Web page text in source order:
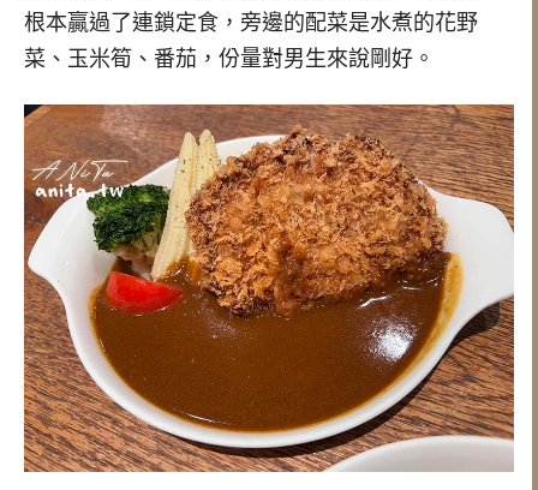
根本贏過了連鎖定食，旁邊的配菜是水煮的花野
菜、玉米筍、番茄，份量對男生來說剛好。